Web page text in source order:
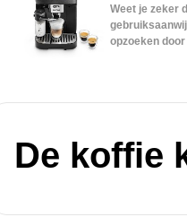
Weet je zeker
opzoeken
De koffie